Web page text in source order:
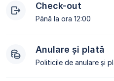
Check-out
Până la ora 12:00
Anulare și plată
Politicile de anulare și